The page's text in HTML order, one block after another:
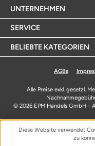
UNTERNEHMEN
SERVICE
BELIEBTE KATEGORIEN
AGBs
Alle Preise exkl. gesetzl.
© 2026 EPM Handels GmbH -
Diese Website verwendet
zu